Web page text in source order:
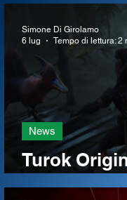
arte e
Turok
News
Simone Di Girolamo
6 lug
Tempo di lettura: 2